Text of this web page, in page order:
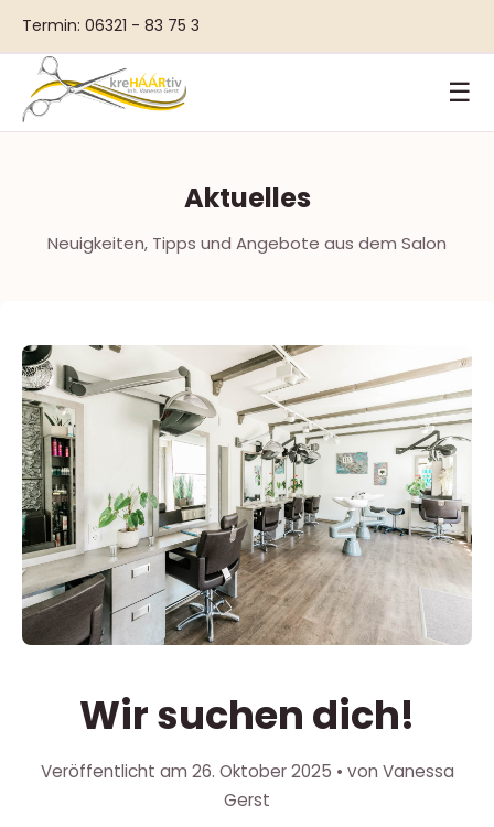
Termin: 06321 - 83 75 3
☰
Aktuelles
Neuigkeiten, Tipps und Angebote aus dem Salon
Wir suchen dich!
Veröffentlicht am 26. Oktober 2025 • von Vanessa
Gerst